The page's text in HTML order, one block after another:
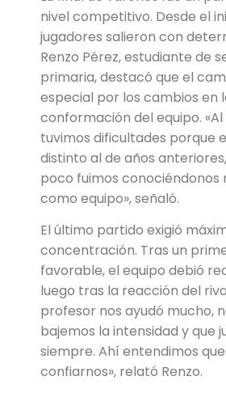
nivel competitivo. Desde el
jugadores salieron con
Renzo Pérez, estudiante de
primaria, destacó que el
especial por los cambios en
conformación del equipo.
tuvimos dificultades porque
distinto al de años
poco fuimos conociéndonos
como equipo», señaló.
El último partido exigió
concentración. Tras un
favorable, el equipo debió
luego tras la reacción del
profesor nos ayudó mucho,
bajemos la intensidad y que
siempre. Ahí entendimos
confiarnos», relató Renzo.